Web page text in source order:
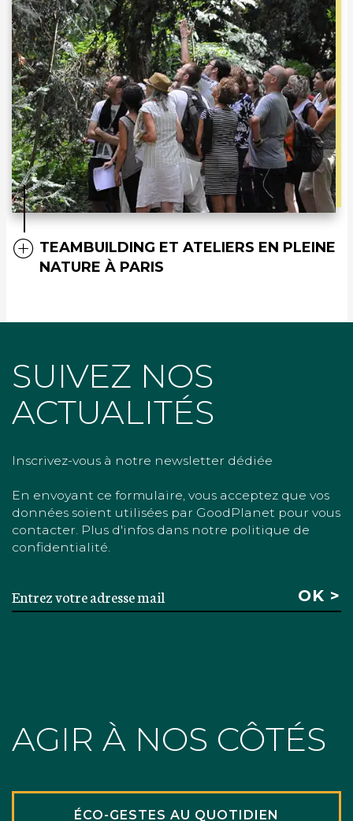
TEAMBUILDING ET ATELIERS EN PLEINE
NATURE À PARIS
SUIVEZ NOS
ACTUALITÉS
Inscrivez-vous à notre newsletter dédiée
En envoyant ce formulaire, vous acceptez que vos
données soient utilisées par GoodPlanet pour vous
contacter. Plus d'infos dans notre politique de
confidentialité.
AGIR À NOS CÔTÉS
ÉCO-GESTES AU QUOTIDIEN